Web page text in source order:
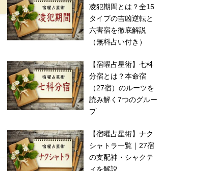
凌犯期間とは？全15
タイプの吉凶逆転と
六害宿を徹底解説
（無料占い付き）
【宿曜占星術】七科
分宿とは？本命宿
（27宿）のルーツを
読み解く7つのグルー
プ
【宿曜占星術】ナク
シャトラ一覧｜27宿
の支配神・シャクテ
ィを解説